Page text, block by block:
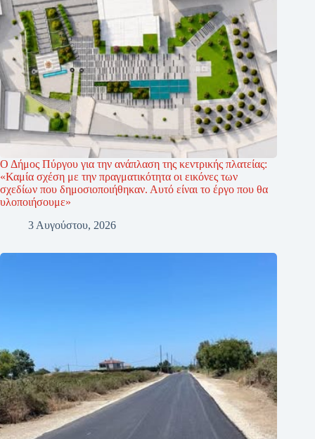
Ο Δήμος Πύργου για την ανάπλαση της κεντρικής πλατείας:
«Καμία σχέση με την πραγματικότητα οι εικόνες των
σχεδίων που δημοσιοποιήθηκαν. Αυτό είναι το έργο που θα
υλοποιήσουμε»
3 Αυγούστου, 2026